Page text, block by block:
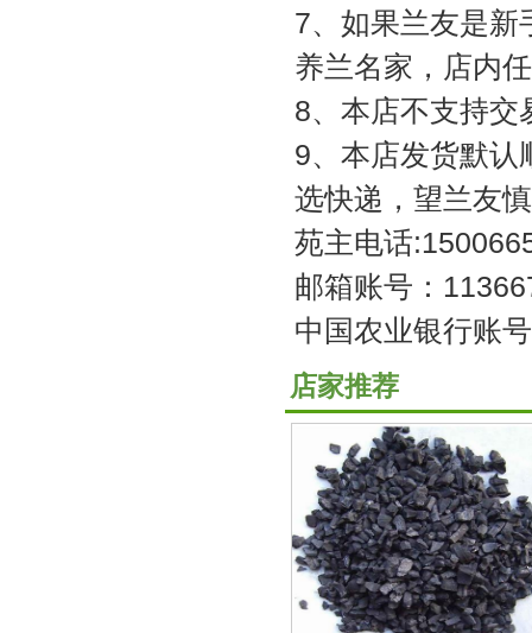
7、如果兰友是新
养兰名家，店内
8、本店不支持交
9、本店发货默认
选快递，望兰友
苑主电话
邮箱账号：
中国农业银行账
店家推荐